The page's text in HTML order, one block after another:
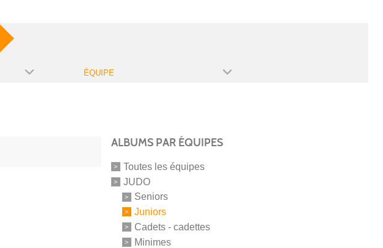
ÉQUIPE
ALBUMS PAR ÉQUIPES
Toutes les équipes
JUDO
Seniors
Juniors
Cadets - cadettes
Minimes